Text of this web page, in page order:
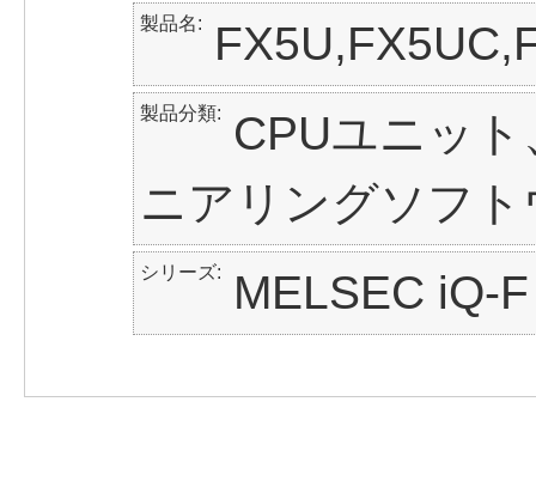
製品名
製品分類
CPUユニッ
ニアリングソフ
シリーズ MELSEC iQ-